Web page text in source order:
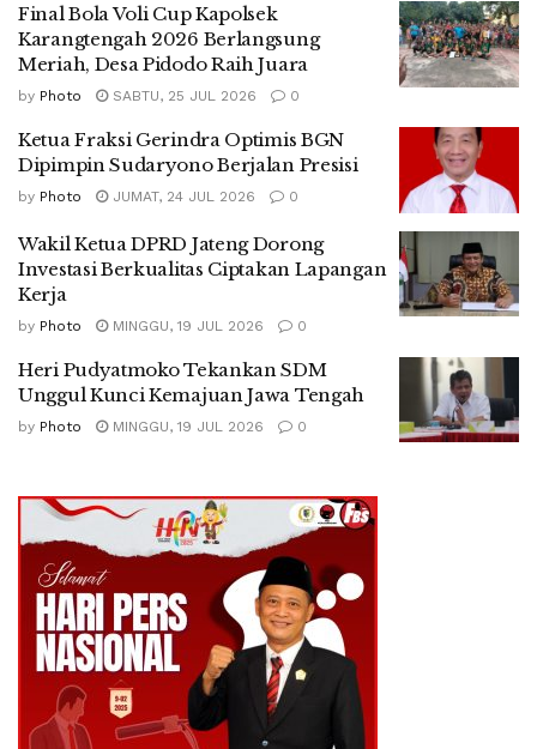
Final Bola Voli Cup Kapolsek
Karangtengah 2026 Berlangsung
Meriah, Desa Pidodo Raih Juara
by Photo SABTU, 25 JUL 2026 0
Ketua Fraksi Gerindra Optimis BGN
Dipimpin Sudaryono Berjalan Presisi
by Photo JUMAT, 24 JUL 2026 0
Wakil Ketua DPRD Jateng Dorong
Investasi Berkualitas Ciptakan Lapangan
Kerja
by Photo MINGGU, 19 JUL 2026 0
Heri Pudyatmoko Tekankan SDM
Unggul Kunci Kemajuan Jawa Tengah
by Photo MINGGU, 19 JUL 2026 0